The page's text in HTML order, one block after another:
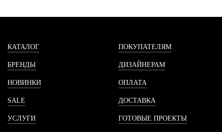
КАТАЛОГ
БРЕНДЫ
НОВИНКИ
SALE
УСЛУГИ
ПОКУПАТЕЛЯМ
ДИЗАЙНЕРАМ
ОПЛАТА
ДОСТАВКА
ГОТОВЫЕ ПРОЕКТЫ